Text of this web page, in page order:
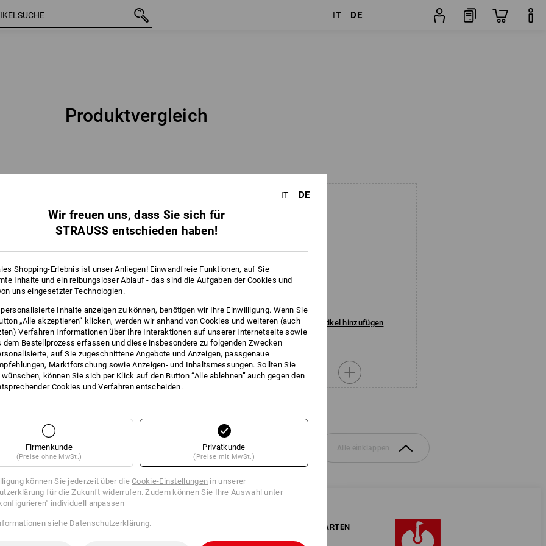
IT DE
Produktvergleich
Artikel hinzufügen Artikel hinzufügen Artikel hinzufügen
Alle einklappen
UNTERNEHMEN ZAHLARTEN
IT DE
Wir freuen uns, dass Sie sich für
STRAUSS entschieden haben!
Shopping-Erlebnis ist unser Anliegen! Einwandfreie Funktionen, auf Sie
Inhalte und ein reibungsloser Ablauf - das sind die Aufgaben der Cookies und
uns eingesetzter Technologien.
Inhalte anzeigen zu können, benötigen wir Ihre Einwilligung. Wenn Sie
„Alle akzeptieren“ klicken, werden wir anhand von Cookies und weiteren (auch
Verfahren Informationen über Ihre Interaktionen auf unserer Internetseite sowie
dem Bestellprozess erfassen und diese insbesondere zu folgenden Zwecken
auf Sie zugeschnittene Angebote und Anzeigen, passgenaue
Marktforschung sowie Anzeigen- und Inhaltsmessungen. Sollten Sie
können Sie sich per Klick auf den Button “Alle ablehnen” auch gegen den
Cookies und Verfahren entscheiden.
Firmenkunde
(Preise ohne MwSt.)
Privatkunde
(Preise mit MwSt.)
können Sie jederzeit über dieCookie-Einstellungen in unserer
für die Zukunft widerrufen. Zudem können Sie Ihre Auswahl unter
individuell anpassen
siehe Datenschutzerklärung.